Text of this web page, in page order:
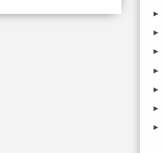
►
►
►
►
►
►
►